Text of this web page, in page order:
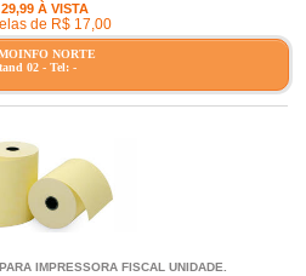
29,99 À VISTA
de R$ 17,00
NORTE
02 - Tel: -
IMPRESSORA FISCAL UNIDADE.